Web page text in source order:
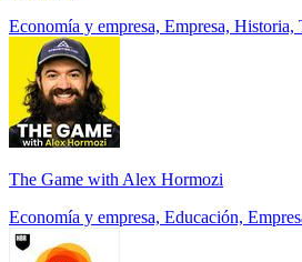
Economía y empresa, Empresa, Historia,
The Game with Alex Hormozi
Economía y empresa, Educación,